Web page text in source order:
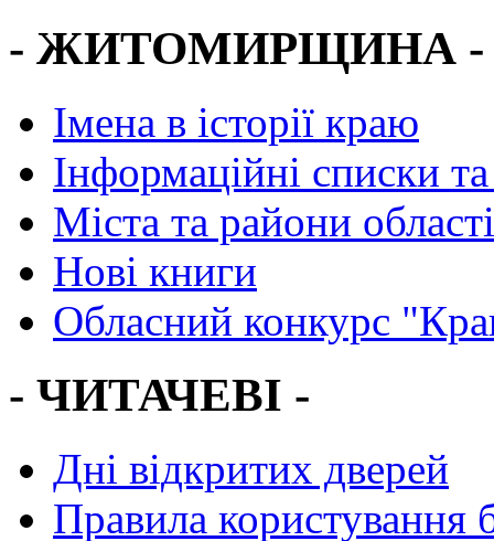
- ЖИТОМИРЩИНА -
Імена в історії краю
Інформаційні списки
Міста та райони області
Нові книги
Обласний конкурс
- ЧИТАЧЕВІ -
Дні відкритих дверей
Правила користування